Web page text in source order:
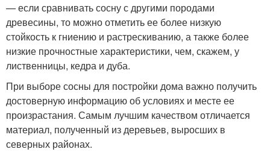
— если сравнивать сосну с другими породами
древесины, то можно отметить ее более низкую
стойкость к гниению и растрескиванию, а также более
низкие прочностные характеристики, чем, скажем, у
лиственницы, кедра и дуба.
При выборе сосны для постройки дома важно получить
достоверную информацию об условиях и месте ее
произрастания. Самым лучшим качеством отличается
материал, полученный из деревьев, выросших в
северных районах.